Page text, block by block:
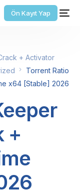
Ön Kayıt Yap
+ Activator
Torrent Ratio
x64 [Stable] 2026
+